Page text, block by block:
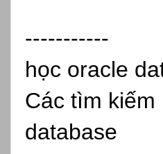
-----------
học oracle
Các tìm kiếm
database